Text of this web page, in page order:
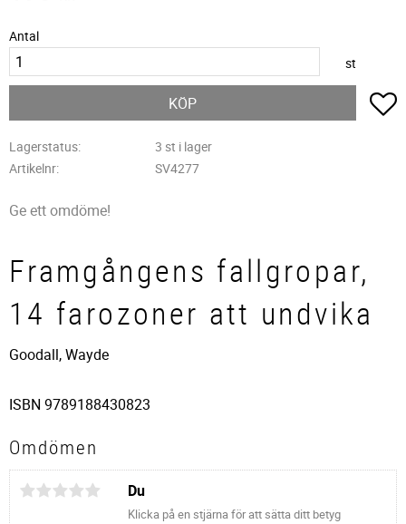
Antal
st
KÖP
Lagerstatus
3 st i lager
Artikelnr
SV4277
Ge ett omdöme!
Framgångens fallgropar,
14 farozoner att undvika
Goodall, Wayde
ISBN 9789188430823
Omdömen
Du
Klicka på en stjärna för att sätta ditt betyg